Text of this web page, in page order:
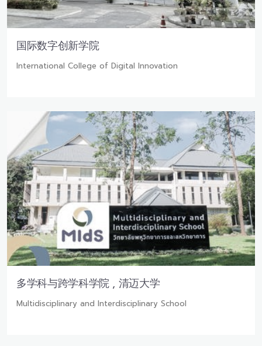
国际数字创新学院
International College of Digital Innovation
多学科与跨学科学院 , 清迈大学
Multidisciplinary and Interdisciplinary School